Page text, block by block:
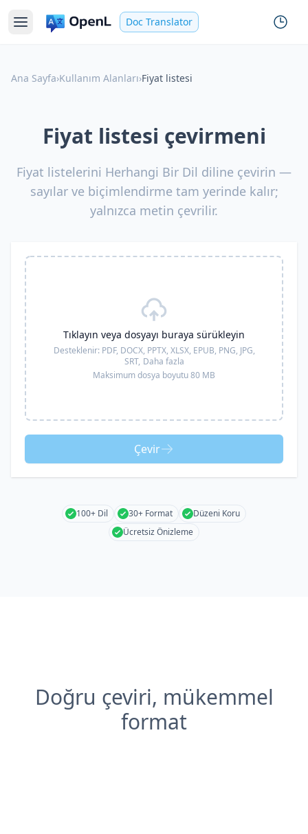
Doc Translator
Ana Sayfa›Kullanım Alanları›Fiyat listesi
Fiyat listesi çevirmeni
Fiyat listelerini Herhangi Bir Dil diline çevirin —
sayılar ve biçimlendirme tam yerinde kalır;
yalnızca metin çevrilir.
Tıklayın veya dosyayı buraya sürükleyin
Desteklenir: PDF, DOCX, PPTX, XLSX, EPUB, PNG, JPG,
SRT, Daha fazla
Maksimum dosya boyutu 80 MB
Çevir
100+ Dil 30+ Format
Düzeni Koru
Ücretsiz Önizleme
Doğru çeviri, mükemmel
format